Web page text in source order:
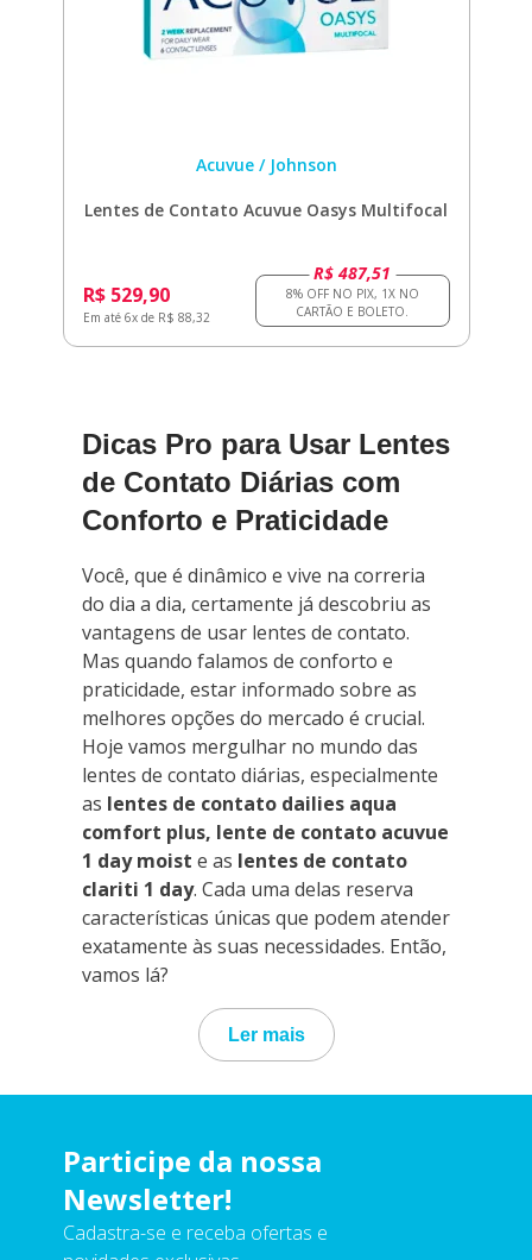
Acuvue / Johnson
Lentes de Contato Acuvue Oasys Multifocal
R$ 529,90
Em até 6x de R$ 88,32
R$ 487,51
Dicas Pro para Usar Lentes
de Contato Diárias com
Conforto e Praticidade
Você, que é dinâmico e vive na correria
do dia a dia, certamente já descobriu as
vantagens de usar lentes de contato.
Mas quando falamos de conforto e
praticidade, estar informado sobre as
melhores opções do mercado é crucial.
Hoje vamos mergulhar no mundo das
lentes de contato diárias, especialmente
as lentes de contato dailies aqua
comfort plus, lente de contato acuvue
1 day moist e as lentes de contato
clariti 1 day. Cada uma delas reserva
características únicas que podem atender
exatamente às suas necessidades. Então,
vamos lá?
Ler mais
Participe da nossa
Newsletter!
Cadastra-se e receba ofertas e